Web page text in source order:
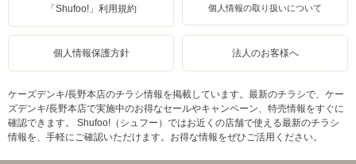
「Shufoo!」利用規約 個人情報の取り扱いについて
個人情報保護方針 法人のお客様へ
ケーズデンキ/長野本店のチラシ情報を掲載しています。最新のチラシで、ケー
ズデンキ/長野本店で実施中のお得なセールやキャンペーン、特売情報をすぐに
確認できます。 Shufoo!（シュフー）ではお近くの店舗で使える最新のチラシ
情報を、手軽にご確認いただけます。お得な情報をぜひご活用ください。